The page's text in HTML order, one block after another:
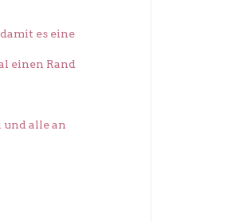
es eine
einen Rand
alle an